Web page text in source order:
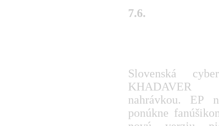
7.6.
Slovenská
nahrávkou. EP
ponúkne